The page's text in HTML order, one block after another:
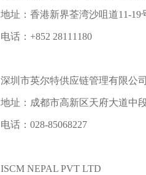
地址：香港新界荃湾沙咀道11-19
电话：+852 28111180
深圳市英尔特供应链管理有限公
地址：成都市高新区天府大道中
电话：028-85068227
ISCM NEPAL PVT LTD